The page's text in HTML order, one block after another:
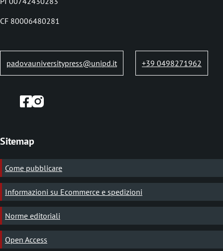
CF 80006480281
padovauniversitypress@unipd.it +39 0498271962
Sitemap
Come pubblicare
Informazioni su Ecommerce e spedizioni
Norme editoriali
Open Access